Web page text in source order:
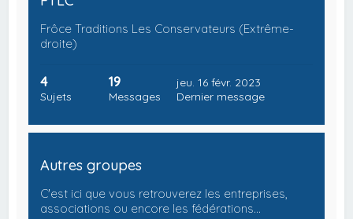
Frôce Traditions Les Conservateurs (Extrême-
droite)
4
Sujets
19
Messages
jeu. 16 févr. 2023
Dernier message
Autres groupes
C'est ici que vous retrouverez les entreprises,
associations ou encore les fédérations…